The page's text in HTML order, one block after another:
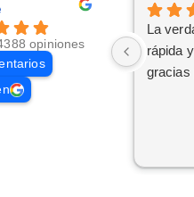
opiniones
La
rápida
gracias